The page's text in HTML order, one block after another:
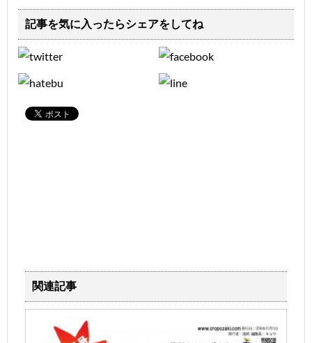
記事を気に入ったらシェアをしてね
関連記事